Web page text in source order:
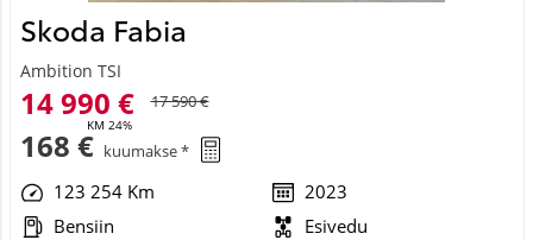
Skoda Fabia
Ambition TSI
14 990 €
KM 24%
17 590 €
168 € kuumakse *
123 254 Km
2023
Bensiin
Esivedu